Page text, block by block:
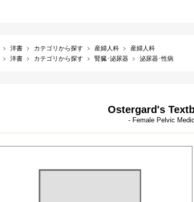
洋書 カテゴリから探す 産婦人科
産婦人科
洋書 カテゴリから探す 腎臓･泌尿器 泌尿器･性病
Ostergard's
- Female Pelvic